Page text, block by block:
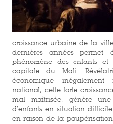
croissance urbaine de la
dernières années permet
phénomène des enfants
capitale du Mali.
économique
national, cette forte
mal maîtrisée, génère une
d’enfants en situation
en raison de la